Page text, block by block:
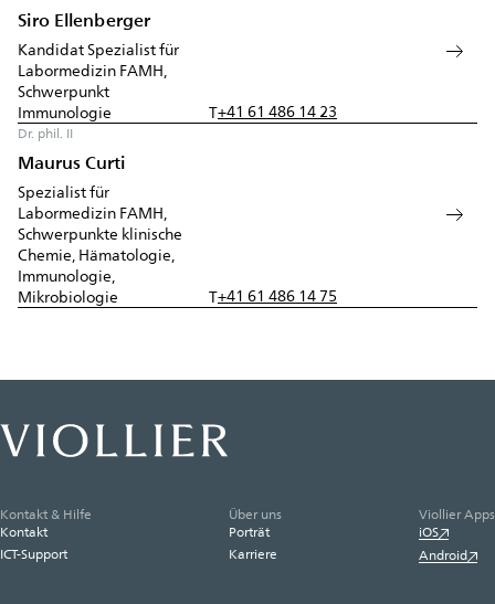
Siro Ellenberger
Kandidat Spezialist für
Labormedizin FAMH,
Schwerpunkt
Immunologie
T+41 61 486 14 23
Dr. phil. II
Maurus Curti
Spezialist für
Labormedizin FAMH,
Schwerpunkte klinische
Chemie, Hämatologie,
Immunologie,
Mikrobiologie
T+41 61 486 14 75
Kontakt & Hilfe
Kontakt
ICT-Support
Über uns
Porträt
Karriere
Viollier Apps
iOS
Android